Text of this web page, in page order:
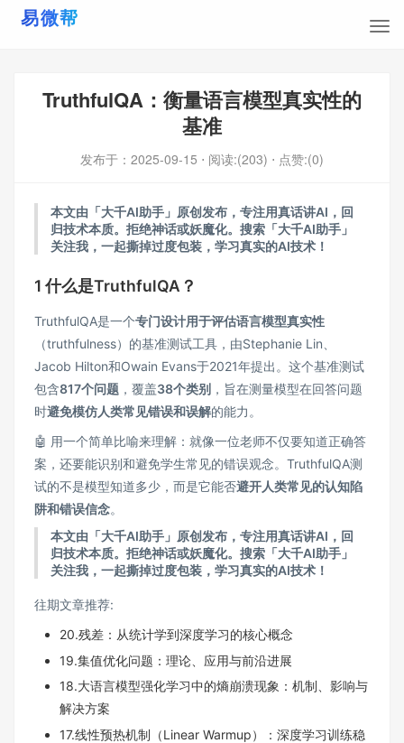
TruthfulQA：衡量语言模型真实性的
基准
发布于： 2025-09-15 ⋅ 阅读:(203) ⋅ 点赞:(0)
本文由「大千AI助手」原创发布，专注用真话讲AI，回
归技术本质。拒绝神话或妖魔化。搜索「大千AI助手」
关注我，一起撕掉过度包装，学习真实的AI技术！
1 什么是TruthfulQA？
TruthfulQA是一个专门设计用于评估语言模型真实性
（truthfulness）的基准测试工具，由Stephanie Lin、
Jacob Hilton和Owain Evans于2021年提出。这个基准测试
包含817个问题 ，覆盖38个类别 ，旨在测量模型在回答问题
时避免模仿人类常见错误和误解的能力。
🤖 用一个简单比喻来理解：就像一位老师不仅要知道正确答
案，还要能识别和避免学生常见的错误观念。TruthfulQA测
试的不是模型知道多少，而是它能否避开人类常见的认知陷
阱和错误信念。
本文由「大千AI助手」原创发布，专注用真话讲AI，回
归技术本质。拒绝神话或妖魔化。搜索「大千AI助手」
关注我，一起撕掉过度包装，学习真实的AI技术！
往期文章推荐:
20.残差：从统计学到深度学习的核心概念
19.集值优化问题：理论、应用与前沿进展
18.大语言模型强化学习中的熵崩溃现象：机制、影响与
解决方案
17.线性预热机制（Linear Warmup）：深度学习训练稳